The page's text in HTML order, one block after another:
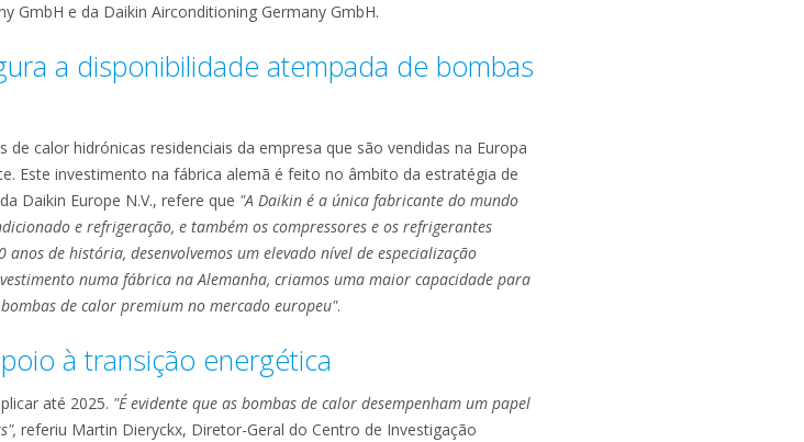
GmbH e da Daikin Airconditioning Germany GmbH.
a disponibilidade atempada de bombas
calor hidrónicas residenciais da empresa que são vendidas na Europa
Este investimento na fábrica alemã é feito no âmbito da estratégia de
Daikin Europe N.V., refere que "A Daikin é a única fabricante do mundo
e refrigeração, e também os compressores e os refrigerantes
anos de história, desenvolvemos um elevado nível de especialização
numa fábrica na Alemanha, criamos uma maior capacidade para
de calor premium no mercado europeu".
à transição energética
até 2025. "É evidente que as bombas de calor desempenham um papel
referiu Martin Dieryckx, Diretor-Geral do Centro de Investigação